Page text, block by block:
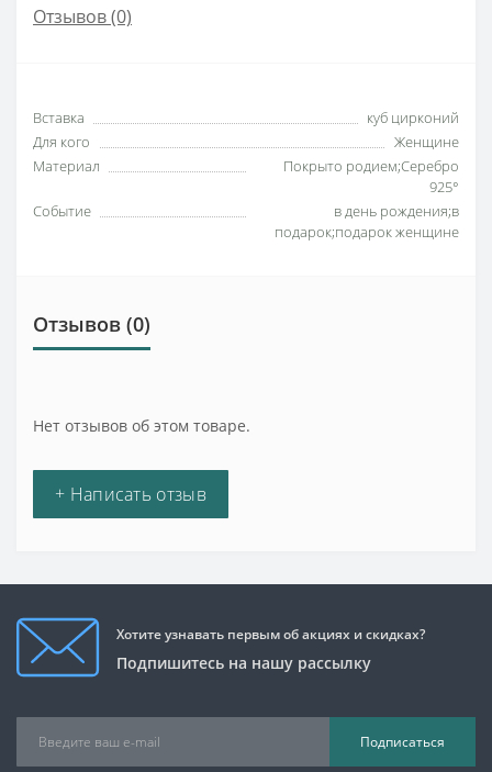
Отзывов (0)
Вставка
куб цирконий
Для кого
Женщине
Материал
Покрыто родием;Серебро
925°
Событие
в день рождения;в
подарок;подарок женщине
Отзывов (0)
Нет отзывов об этом товаре.
+ Написать отзыв
Хотите узнавать первым об акциях и скидках?
Подпишитесь на нашу рассылку
Подписаться